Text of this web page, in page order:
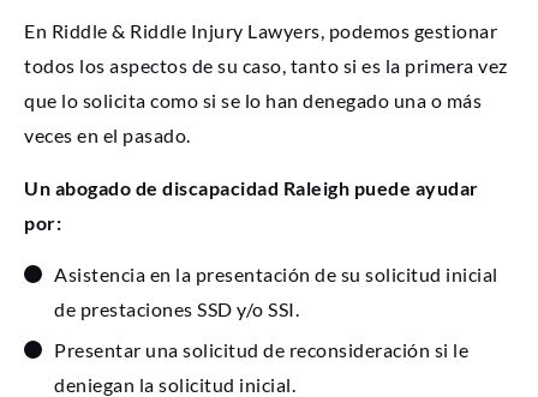
En Riddle & Riddle Injury Lawyers, podemos gestionar
todos los aspectos de su caso, tanto si es la primera vez
que lo solicita como si se lo han denegado una o más
veces en el pasado.
Un abogado de discapacidad Raleigh puede ayudar
por:
Asistencia en la presentación de su solicitud inicial
de prestaciones SSD y/o SSI.
Presentar una solicitud de reconsideración si le
deniegan la solicitud inicial.